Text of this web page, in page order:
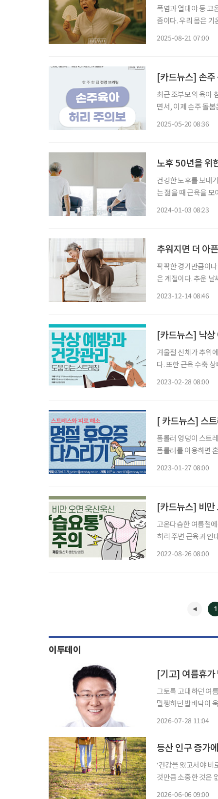
폭염과 열대야 등 고
즘이다. 우리 몸은
2025-08-21 07:00
[카드뉴스] 손
최근 조부모의 육아
면서, 이제 손주 돌
2025-05-20 08:36
노후 50년을 위
건강한 노후를 보내
는 젊을 때 근육을
2024-01-03 08:23
추워지면 더 아
팍팍한 경기만큼이
은 계절이다. 추운 날
2023-12-14 08:46
[카드뉴스] 낙상
겨울철 신체가 추위
다. 또한 근육 수축
2023-02-28 08:00
[ 카드뉴스] 스
폼롤러 엉덩이 스트
폼롤러를 이용하면 혼자 풀기
2023-01-27 08:00
[카드뉴스] 비만
고온다습한 여름철
허리 주변 근육과 인
2022-08-26 08:00
1
이투데이
[기고] 여름휴가
그토록 고대하던 여
멀쩡하던 발바닥이 욱신거린다. 갑자기 피로가 밀려오거나
2026-07-28 11:04
등산 인구 증가
‘건강을 잃고서야
것만큼 소중한 것은
2026-06-06 09:00